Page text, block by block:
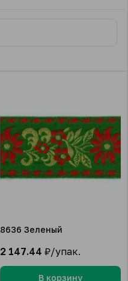
8636 Зеленый
2 147.44 ₽/упак.
В корзину